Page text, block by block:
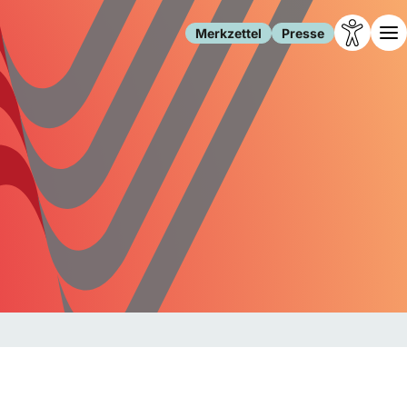
Merkzettel Presse
Leben
Familie
Freizeit
Gesundheit
Internet
Gesellschaft
Forschung
Migration
Polizei